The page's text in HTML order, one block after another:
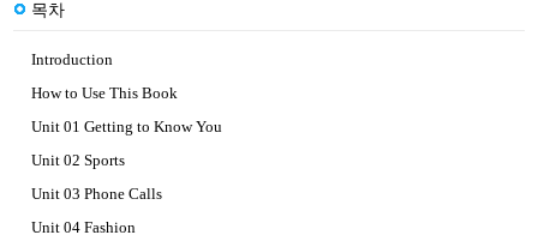
목차
Introduction
How to Use This Book
Unit 01 Getting to Know You
Unit 02 Sports
Unit 03 Phone Calls
Unit 04 Fashion